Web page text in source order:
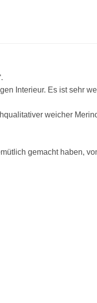
Interieur. Es ist sehr
weicher
gemacht haben,